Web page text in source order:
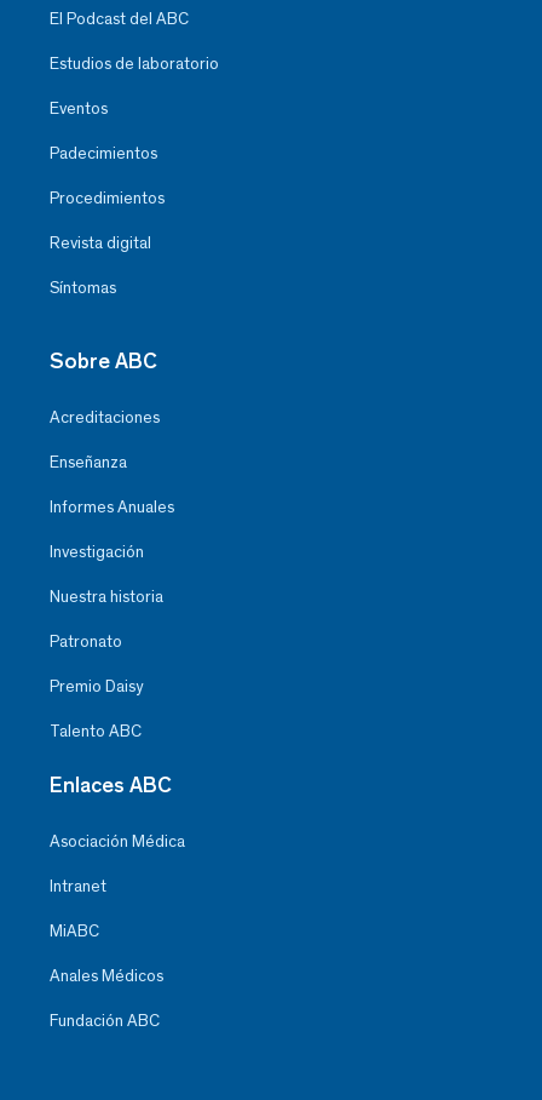
El Podcast del ABC
Estudios de laboratorio
Eventos
Padecimientos
Procedimientos
Revista digital
Síntomas
Sobre ABC
Acreditaciones
Enseñanza
Informes Anuales
Investigación
Nuestra historia
Patronato
Premio Daisy
Talento ABC
Enlaces ABC
Asociación Médica
Intranet
MiABC
Anales Médicos
Fundación ABC